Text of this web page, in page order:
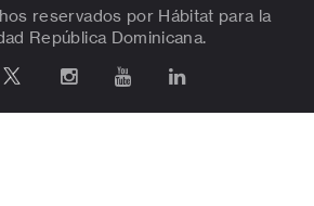
reservados por Hábitat para la
República Dominicana.